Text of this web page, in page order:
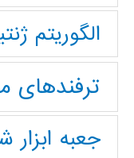
الگوریتم
ترفندهای
جعبه